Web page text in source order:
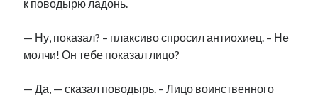
к поводырю ладонь.
— Ну, показал? – плаксиво спросил антиохиец. – Не
молчи! Он тебе показал лицо?
— Да, — сказал поводырь. – Лицо воинственного